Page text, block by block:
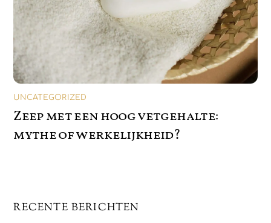
UNCATEGORIZED
Zeep met een hoog vetgehalte:
mythe of werkelijkheid?
RECENTE BERICHTEN